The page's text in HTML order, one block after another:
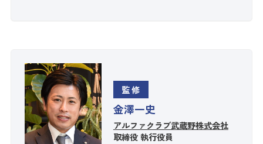
監修
金澤一史
アルファクラブ武蔵野株式会社
取締役 執行役員